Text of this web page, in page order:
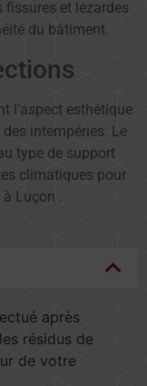
fissures et lézardes
du bâtiment.
l’aspect esthétique
intempéries. Le
type de support
climatiques pour
Luçon .
après
résidus de
de votre